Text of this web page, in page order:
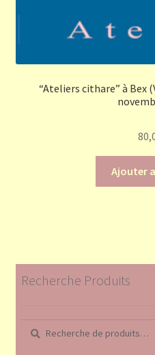
“Ateliers cithare” à Bex
Ajouter
Recherche Produits
Recherche
pour :
Recherche